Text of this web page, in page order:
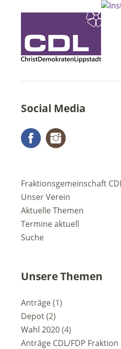
Social Media
Facebook
Fraktionsgemeinschaft
Unser Verein
Aktuelle Themen
Termine aktuell
Suche
Unsere Themen
Anträge(1)
Depot(2)
Wahl 2020(4)
Anträge CDL/FDP Fraktion